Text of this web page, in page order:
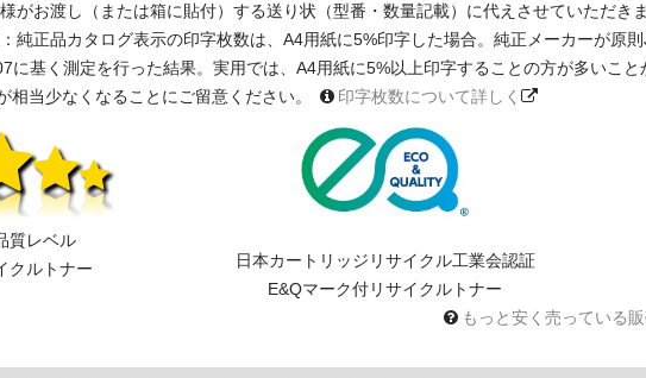
がお渡し（または箱に貼付）する送り状（型番・数量記載）に代えさせていただきま
純正品カタログ表示の印字枚数は、A4用紙に5%印字した場合。純正メーカーが原
に基く測定を行った結果。実用では、A4用紙に5%以上印字することの方が多いこ
相当少なくなることにご留意ください。
印字枚数について詳しく
質レベル
クルトナー
日本カートリッジリサイクル工業会認証
E&Qマーク付リサイクルトナー
もっと安く売っている